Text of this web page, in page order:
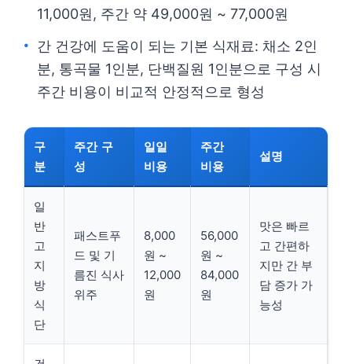
11,000원, 주간 약 49,000원 ~ 77,000원
간 건강에 도움이 되는 기본 식재료: 채소 2인
분, 통곡물 1인분, 단백질원 1인분으로 구성 시
주간 비용이 비교적 안정적으로 형성
구
분
주간 구
성
일일
비용
주간
비용
설명
일
반
고
지
방
식
단
패스트푸
드 및 기
름진 식사
위주
8,000
원 ~
12,000
원
56,000
원 ~
84,000
원
맛은 빠르
고 간편하
지만 간 부
담 증가 가
능성